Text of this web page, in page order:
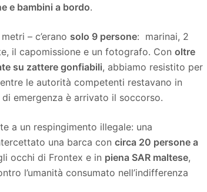
e bambini a bordo.
– c’erano solo 9 persone: marinai, 2
il capomissione e un fotografo. Con oltre
su zattere gonfiabili, abbiamo resistito per
le autorità competenti restavano in
emergenza è arrivato il soccorso.
a un respingimento illegale: una
una barca con circa 20 persone a
occhi di Frontex e in piena SAR maltese,
l’umanità consumato nell’indifferenza